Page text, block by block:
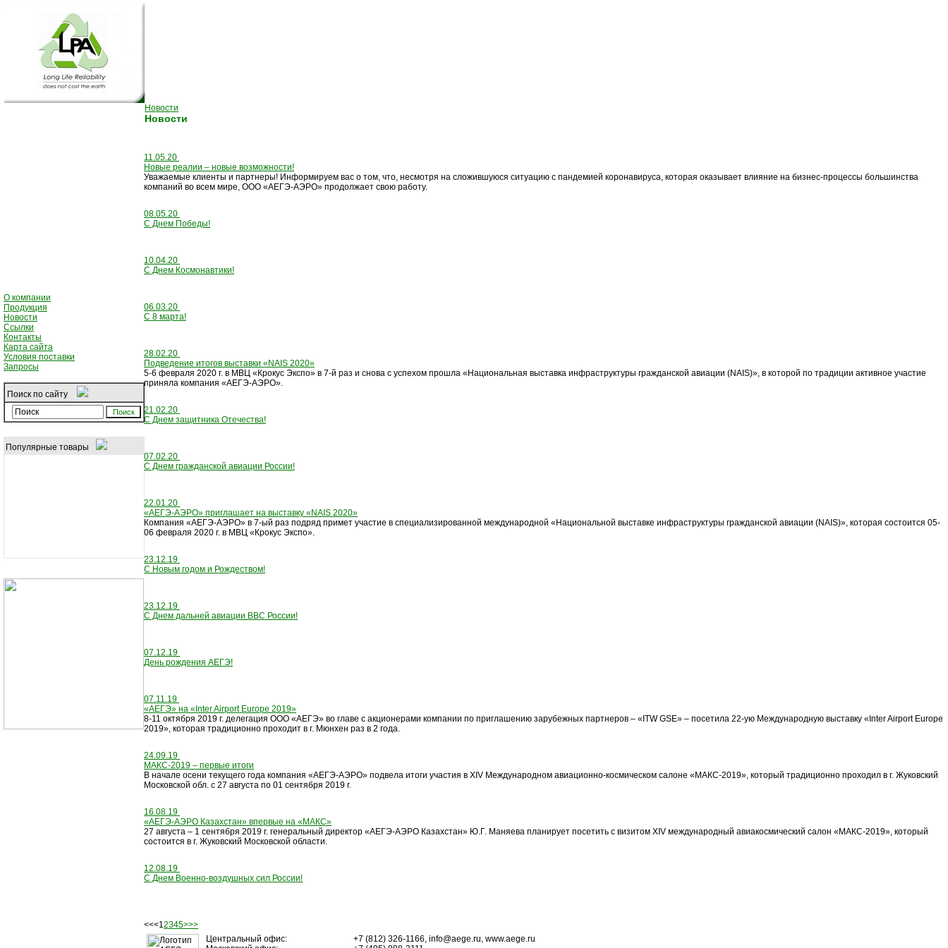
О компании
Продукция
Новости
Ссылки
Контакты
Карта сайта
Условия поставки
Запросы
Поиск по сайту
Популярные товары
Новости
Новости
11.05.20
Новые реалии – новые возможности!
Уважаемые клиенты и партнеры! Информируем вас о том, что, несмотря на сложившуюся ситуацию с пандемией коронавируса, которая оказывает влияние на бизнес-процессы большинства
компаний во всем мире, ООО «АЕГЭ-АЭРО» продолжает свою работу.
08.05.20
С Днем Победы!
10.04.20
С Днем Космонавтики!
06.03.20
С 8 марта!
28.02.20
Подведение итогов выставки «NAIS 2020»
5-6 февраля 2020 г. в МВЦ «Крокус Экспо» в 7-й раз и снова с успехом прошла «Национальная выставка инфраструктуры гражданской авиации (NAIS)», в которой по традиции активное участие
приняла компания «АЕГЭ-АЭРО».
21.02.20
С Днем защитника Отечества!
07.02.20
С Днем гражданской авиации России!
22.01.20
«АЕГЭ-АЭРО» приглашает на выставку «NAIS 2020»
Компания «АЕГЭ-АЭРО» в 7-ый раз подряд примет участие в специализированной международной «Национальной выставке инфраструктуры гражданской авиации (NAIS)», которая состоится 05-
06 февраля 2020 г. в МВЦ «Крокус Экспо».
23.12.19
С Новым годом и Рождеством!
23.12.19
C Днем дальней авиации ВВС России!
07.12.19
День рождения АЕГЭ!
07.11.19
«АЕГЭ» на «Inter Airport Europe 2019»
8-11 октября 2019 г. делегация ООО «АЕГЭ» во главе с акционерами компании по приглашению зарубежных партнеров – «ITW GSE» – посетила 22-ую Международную выставку «Inter Airport Europe
2019», которая традиционно проходит в г. Мюнхен раз в 2 года.
24.09.19
МАКС-2019 – первые итоги
В начале осени текущего года компания «АЕГЭ-АЭРО» подвела итоги участия в XIV Международном авиационно-космическом салоне «МАКС-2019», который традиционно проходил в г. Жуковский
Московской обл. с 27 августа по 01 сентября 2019 г.
16.08.19
«АЕГЭ-АЭРО Казахстан» впервые на «МАКС»
27 августа – 1 сентября 2019 г. генеральный директор «АЕГЭ-АЭРО Казахстан» Ю.Г. Маняева планирует посетить с визитом XIV международный авиакосмический салон «МАКС-2019», который
состоится в г. Жуковский Московской области.
12.08.19
С Днем Военно-воздушных сил России!
<<<12345>>>
Центральный офис:
+7 (812) 326-1166, info@aege.ru, www.aege.ru